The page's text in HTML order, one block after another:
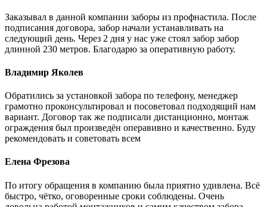
Заказывал в данной компании заборы из профнастила. После
подписания договора, забор начали устанавливать на
следующий день. Через 2 дня у нас уже стоял забор забор
длинной 230 метров. Благодарю за оперативную работу.
Владимир Яколев
Обратились за установкой забора по телефону, менеджер
грамотно проконсультировал и посоветовал подходящий нам
вариант. Договор так же подписали дистанционно, монтаж
ограждения был произведён операвивно и качественно. Буду
рекомендовать и советовать всем
Елена Фрезова
По итогу обращения в компанию была приятно удивлена. Всё
быстро, чётко, оговоренные сроки соблюдены. Очень